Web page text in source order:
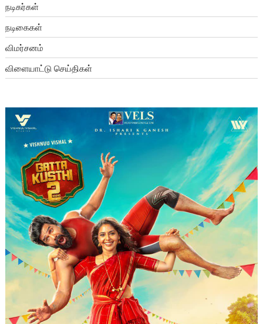
நடிகர்கள்
நடிகைகள்
விமர்சனம்
விளையாட்டு செய்திகள்